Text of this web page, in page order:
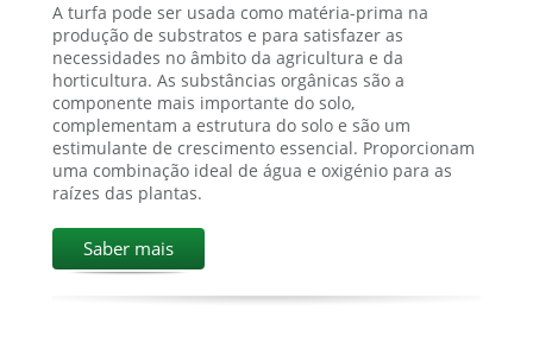
A turfa pode ser usada como matéria-prima na
produção de substratos e para satisfazer as
necessidades no âmbito da agricultura e da
horticultura. As substâncias orgânicas são a
componente mais importante do solo,
complementam a estrutura do solo e são um
estimulante de crescimento essencial. Proporcionam
uma combinação ideal de água e oxigénio para as
raízes das plantas.
Saber mais